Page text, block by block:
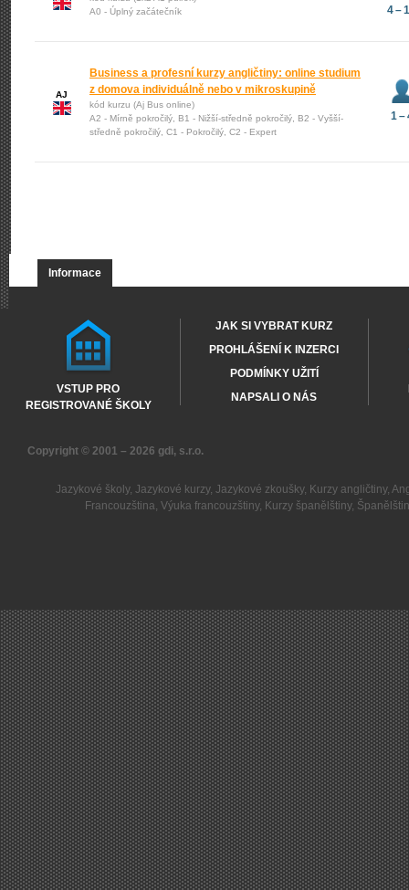
A0 - Úplný začátečník
4 –
AJ
Business a profesní kurzy angličtiny: online studium
z domova individuálně nebo v mikroskupině
kód kurzu (Aj Bus online)
A2 - Mírně pokročilý, B1 - Nižší-středně pokročilý, B2 - Vyšší-
středně pokročilý, C1 - Pokročilý, C2 - Expert
1 –
Informace
VSTUP PRO
REGISTROVANÉ ŠKOLY
JAK SI VYBRAT KURZ
PROHLÁŠENÍ K INZERCI
PODMÍNKY UŽITÍ
NAPSALI O NÁS
Copyright © 2001 – 2026 gdi, s.r.o.
Jazykové školy, Jazykové kurzy, Jazykové zkoušky, Kurzy angličtiny,
Francouzština,Výuka francouzštiny, Kurzy španělštiny,